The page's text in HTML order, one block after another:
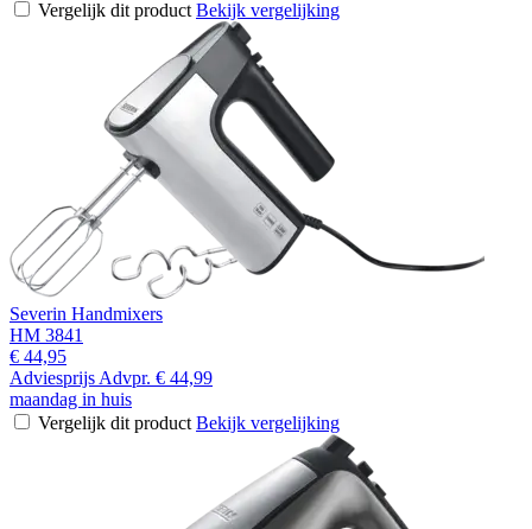
Vergelijk dit product Bekijk vergelijking
Severin Handmixers
HM 3841
€ 44,95
Adviesprijs Advpr. € 44,99
maandag in huis
Vergelijk dit product Bekijk vergelijking